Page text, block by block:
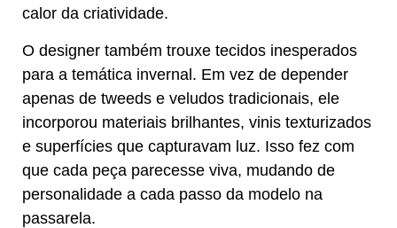
calor da criatividade.
O designer também trouxe tecidos inesperados
para a temática invernal. Em vez de depender
apenas de tweeds e veludos tradicionais, ele
incorporou materiais brilhantes, vinis texturizados
e superfícies que capturavam luz. Isso fez com
que cada peça parecesse viva, mudando de
personalidade a cada passo da modelo na
passarela.